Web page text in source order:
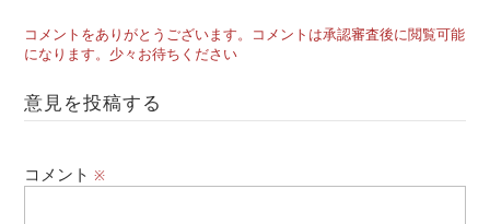
コメントをありがとうございます。コメントは承認審査後に閲覧可能
になります。少々お待ちください
意見を投稿する
コメント※